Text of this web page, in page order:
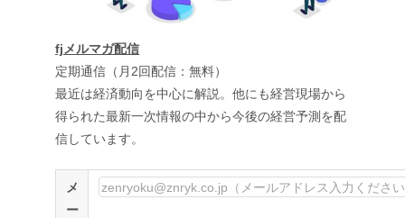
fjメルマガ配信
定期通信（月2回配信：無料）
最近は経済動向を中心に解説。他にも経営現場から
得られた最新一次情報の中から今後の経営予測を配
信しています。
メ
ー